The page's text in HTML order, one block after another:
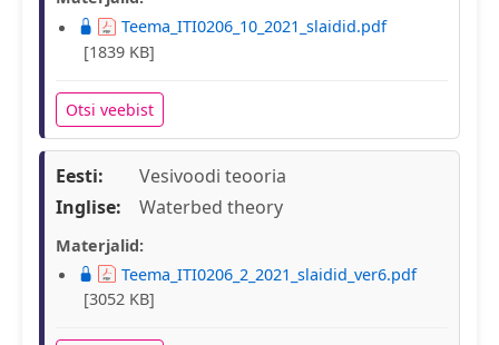
Teema_ITI0206_10_2021_slaidid.pdf
[1839 KB]
Otsi veebist
Eesti:
Vesivoodi teooria
Inglise:
Waterbed theory
Materjalid:
Teema_ITI0206_2_2021_slaidid_ver6.pdf
[3052 KB]